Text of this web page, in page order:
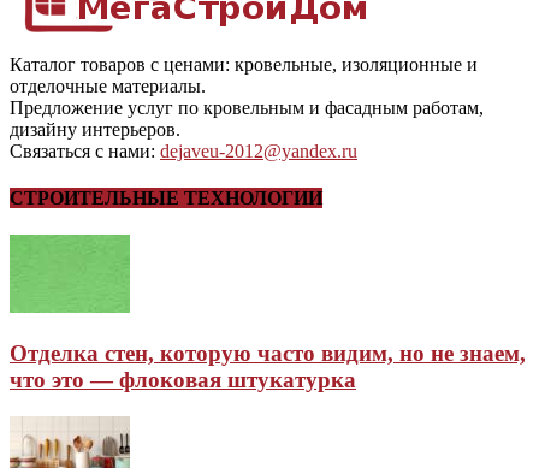
Каталог товаров с ценами: кровельные, изоляционные и
отделочные материалы.
Предложение услуг по кровельным и фасадным работам,
дизайну интерьеров.
Связаться с нами: dejaveu-2012@yandex.ru
СТРОИТЕЛЬНЫЕ ТЕХНОЛОГИИ
Отделка стен, которую часто видим, но не знаем,
что это — флоковая штукатурка